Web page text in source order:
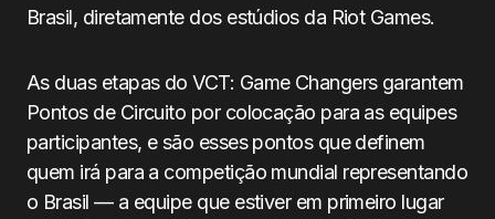
Brasil, diretamente dos estúdios da Riot Games.
As duas etapas do VCT: Game Changers garantem
Pontos de Circuito por colocação para as equipes
participantes, e são esses pontos que definem
quem irá para a competição mundial representando
o Brasil — a equipe que estiver em primeiro lugar